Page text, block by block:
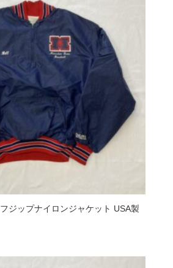
ジップナイロンジャケット USA製